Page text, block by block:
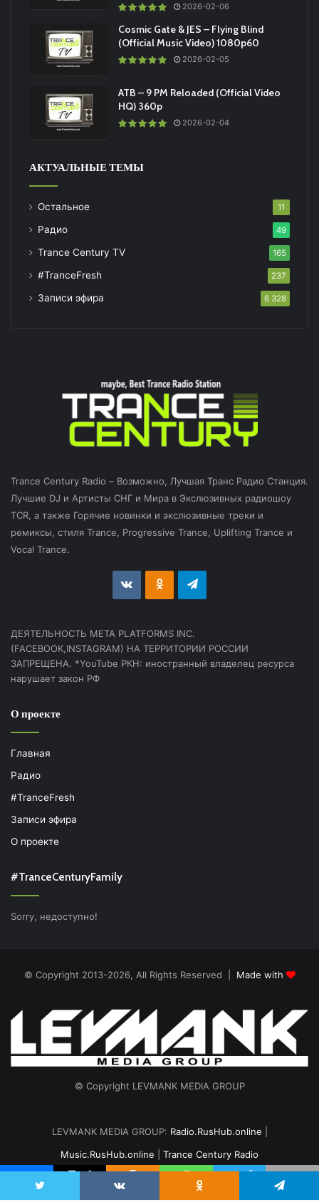
2026-02-06
Cosmic Gate & JES – Flying Blind
(Official Music Video) 1080p60
2026-02-05
ATB – 9 PM Reloaded (Official Video
HQ) 360p
2026-02-04
АКТУАЛЬНЫЕ ТЕМЫ
Остальное 11
Радио 49
Trance Century TV 165
#TranceFresh 237
Записи эфира 6 328
Trance Century Radio – Возможно, Лучшая Транс Радио Станция.
Лучшие DJ и Артисты СНГ и Мира в Экслюзивных радиошоу
TCR, а также Горячие новинки и экслюзивные треки и
ремиксы, стиля Trance, Progressive Trance, Uplifting Trance и
Vocal Trance.
vk.com Odnoklassniki
Telegram
ДЕЯТЕЛЬНОСТЬ МЕТА PLATFORMS INC.
(FACEBOOK,INSTAGRAM) НА ТЕРРИТОРИИ РОССИИ
ЗАПРЕЩЕНА. *YouTube РКН: иностранный владелец ресурса
нарушает закон РФ
О проекте
Главная
Радио
#TranceFresh
Записи эфира
О проекте
#TranceCenturyFamily
Sorry, недоступно!
© Copyright 2013-2026, All Rights Reserved | Made with
© Copyright LEVMANK MEDIA GROUP
LEVMANK MEDIA GROUP: Radio.RusHub.online
Music.RusHub.online
Trance Century Radio